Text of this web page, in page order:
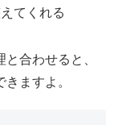
てくれる
合わせると、
ますよ。